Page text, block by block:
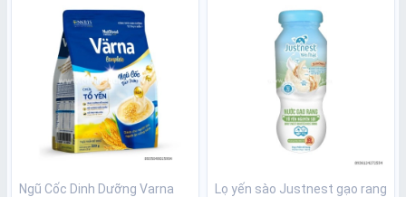
Ngũ Cốc Dinh Dưỡng Varna
Lọ yến sào Justnest gạo rang